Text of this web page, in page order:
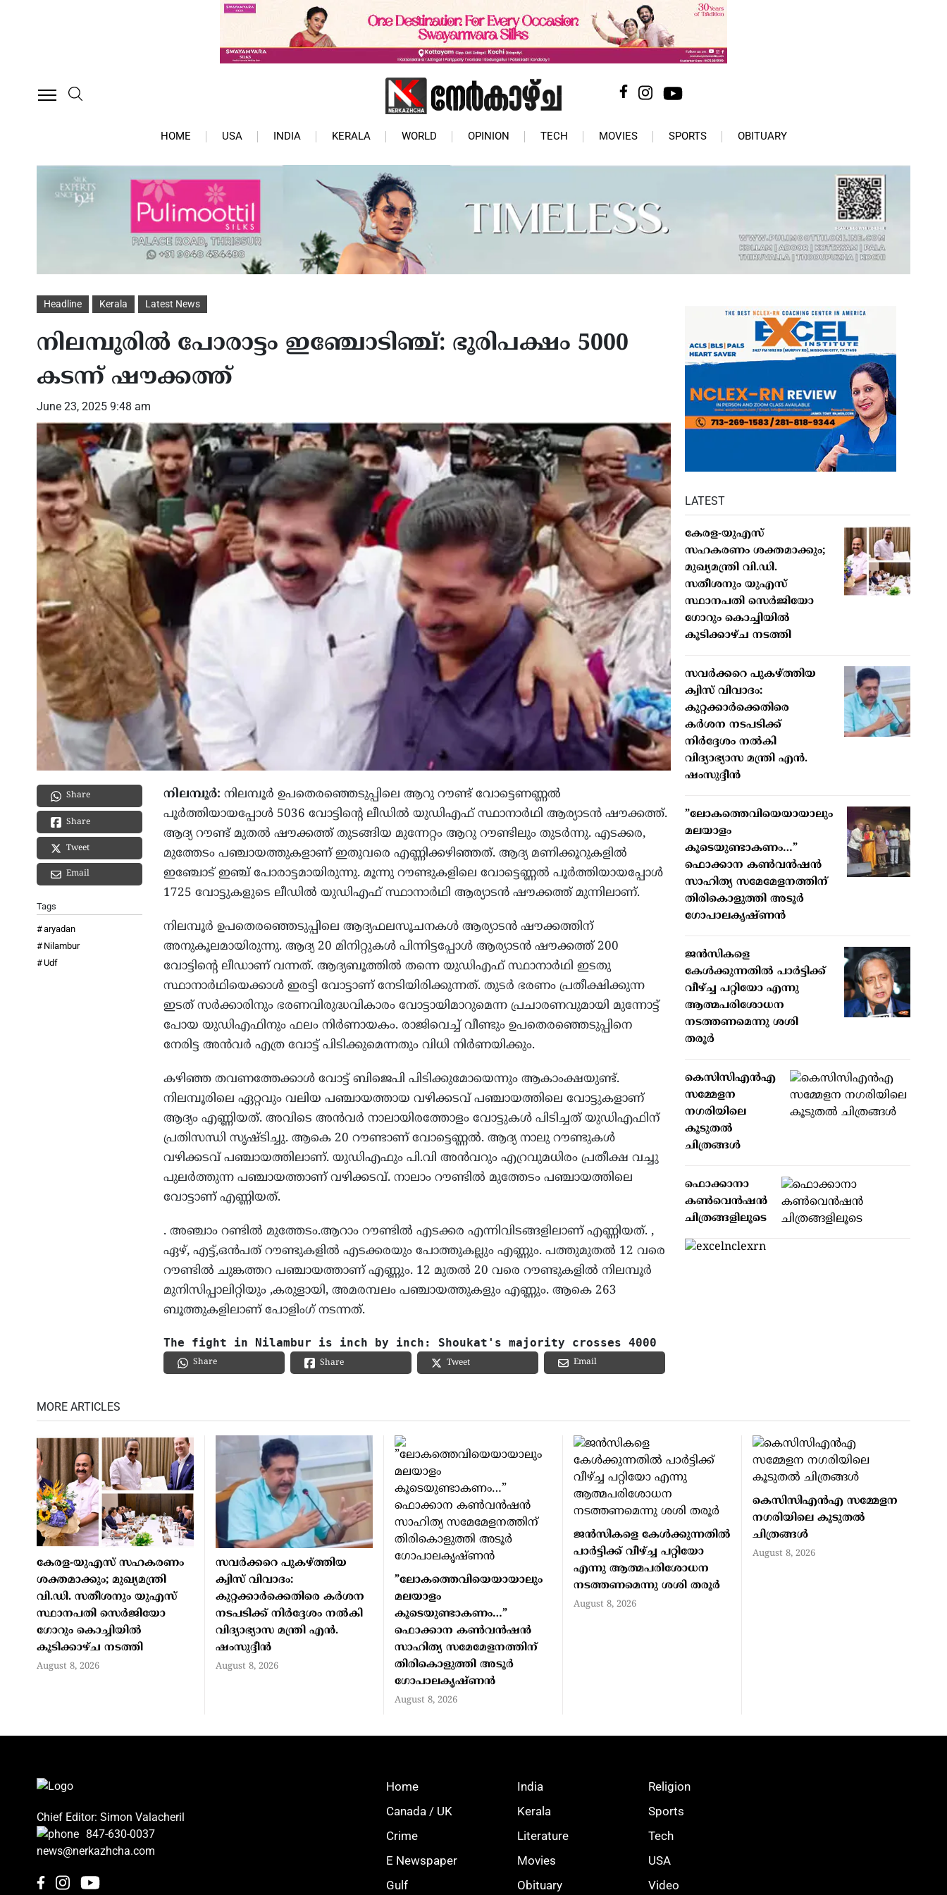
HOME USA INDIA KERALA WORLD OPINION TECH MOVIES SPORTS OBITUARY
Headline Kerala Latest News
നിലമ്പൂരില്‍ പോരാട്ടം ഇഞ്ചോടിഞ്ച്: ഭൂരിപക്ഷം 5000
കടന്ന് ഷൗക്കത്ത്
June 23, 2025 9:48 am
Share
Share
Tweet
Email
Tags
aryadan
Nilambur
Udf
നിലമ്പൂര്‍: നിലമ്പൂര്‍ ഉപതെരഞ്ഞെടുപ്പിലെ ആറു റൗണ്ട് വോട്ടെണണ്ണല്‍
പൂര്‍ത്തിയായപ്പോള്‍ 5036 വോട്ടിന്റെ ലീഡില്‍ യുഡിഎഫ് സ്ഥാനാര്‍ഥി ആര്യാടന്‍ ഷൗക്കത്ത്.
ആദ്യ റൗണ്ട് മുതല്‍ ഷൗക്കത്ത് തുടങ്ങിയ മുന്നേറ്റം ആറു റൗണ്ടിലും തുടര്‍ന്നു. എടക്കര,
മുത്തേടം പഞ്ചായത്തുകളാണ് ഇതുവരെ എണ്ണിക്കഴിഞ്ഞത്. ആദ്യ മണിക്കൂറുകളില്‍
ഇഞ്ചോട് ഇഞ്ച് പോരാട്ടമായിരുന്നു. മൂന്നു റൗണ്ടുകളിലെ വോട്ടെണ്ണല്‍ പൂര്‍ത്തിയായപ്പോള്‍
1725 വോട്ടുകളുടെ ലീഡില്‍ യുഡിഎഫ് സ്ഥാനാര്‍ഥി ആര്യാടന്‍ ഷൗക്കത്ത് മുന്നിലാണ്.
നിലമ്പൂര്‍ ഉപതെരഞ്ഞെടുപ്പിലെ ആദ്യഫലസൂചനകള്‍ ആര്യാടന്‍ ഷൗക്കത്തിന്
അനുകൂലമായിരുന്നു. ആദ്യ 20 മിനിറ്റുകള്‍ പിന്നിട്ടപ്പോള്‍ ആര്യാടന്‍ ഷൗക്കത്ത് 200
വോട്ടിന്റെ ലീഡാണ് വന്നത്. ആദ്യബൂത്തില്‍ തന്നെ യുഡിഎഫ് സ്ഥാനാര്‍ഥി ഇടതു
സ്ഥാനാര്‍ഥിയെക്കാള്‍ ഇരട്ടി വോട്ടാണ് നേടിയിരിക്കുന്നത്. തുടര്‍ ഭരണം പ്രതീക്ഷിക്കുന്ന
ഇടത് സര്‍ക്കാരിനും ഭരണവിരുദ്ധവികാരം വോട്ടായിമാറുമെന്ന പ്രചാരണവുമായി മുന്നോട്ട്
പോയ യുഡിഎഫിനും ഫലം നിര്‍ണായകം. രാജിവെച്ച് വീണ്ടും ഉപതെരഞ്ഞെടുപ്പിനെ
നേരിട്ട അന്‍വര്‍ എത്ര വോട്ട് പിടിക്കുമെന്നതും വിധി നിര്‍ണയിക്കും.
കഴിഞ്ഞ തവണത്തേക്കാള്‍ വോട്ട് ബിജെപി പിടിക്കുമോയെന്നും ആകാംക്ഷയുണ്ട്.
നിലമ്പൂരിലെ ഏറ്റവും വലിയ പഞ്ചായത്തായ വഴിക്കടവ് പഞ്ചായത്തിലെ വോട്ടുകളാണ്
ആദ്യം എണ്ണിയത്. അവിടെ അന്‍വര്‍ നാലായിരത്തോളം വോട്ടുകള്‍ പിടിച്ചത് യുഡിഎഫിന്
പ്രതിസന്ധി സൃഷ്ടിച്ചു. ആകെ 20 റൗണ്ടാണ് വോട്ടെണ്ണല്‍. ആദ്യ നാലു റൗണ്ടുകള്‍
വഴിക്കടവ് പഞ്ചായത്തിലാണ്. യുഡിഎഫും പി.വി അന്‍വറും എറ്രവുമധിരം പ്രതീക്ഷ വച്ചു
പുലര്‍ത്തുന്ന പഞ്ചായത്താണ് വഴിക്കടവ്. നാലാം റൗണ്ടില്‍ മുത്തേടം പഞ്ചായത്തിലെ
വോട്ടാണ് എണ്ണിയത്.
. അഞ്ചാം റണ്ടില്‍ മുത്തേടം.ആറാം റൗണ്ടില്‍ എടക്കര എന്നിവിടങ്ങളിലാണ് എണ്ണിയത്. ,
ഏഴ്, എട്ട്,ഒന്‍പത് റൗണ്ടുകളില്‍ എടക്കരയും പോത്തുകല്ലും എണ്ണും. പത്തുമുതല്‍ 12 വരെ
റൗണ്ടില്‍ ചുങ്കത്തറ പഞ്ചായത്താണ് എണ്ണും. 12 മുതല്‍ 20 വരെ റൗണ്ടുകളില്‍ നിലമ്പൂര്‍
മുനിസിപ്പാലിറ്റിയും ,കരുളായി, അമരമ്പലം പഞ്ചായത്തുകളും എണ്ണും. ആകെ 263
ബൂത്തുകളിലാണ് പോളിംഗ് നടന്നത്.
The fight in Nilambur is inch by inch: Shoukat's majority crosses 4000
Share Share Tweet Email
LATEST
കേരള-യുഎസ്
സഹകരണം ശക്തമാക്കും;
മുഖ്യമന്ത്രി വി.ഡി.
സതീശനും യുഎസ്
സ്ഥാനപതി സെർജിയോ
ഗോറും കൊച്ചിയിൽ
കൂടിക്കാഴ്ച നടത്തി
സവർക്കറെ പുകഴ്ത്തിയ
ക്വിസ് വിവാദം:
കുറ്റക്കാർക്കെതിരെ
കർശന നടപടിക്ക്
നിർദ്ദേശം നൽകി
വിദ്യാഭ്യാസ മന്ത്രി എൻ.
ഷംസുദ്ദീൻ
”ലോകത്തെവിയെയായാലും
മലയാളം
കൂടെയുണ്ടാകണം…”
ഫൊക്കാന കണ്‍വന്‍ഷന്‍
സാഹിത്യ സമേമേളനത്തിന്
തിരികൊളുത്തി അടൂര്‍
ഗോപാലകൃഷ്ണന്‍
ജന്‍സികളെ
കേള്‍ക്കുന്നതില്‍ പാര്‍ട്ടിക്ക്
വീഴ്ച്ച പറ്റിയോ എന്നു
ആത്മപരിശോധന
നടത്തണമെന്നു ശശി
തരൂര്‍
കെസിസിഎന്‍എ
സമ്മേളന
നഗരിയിലെ
കൂടുതല്‍
ചിത്രങ്ങള്‍
ഫൊക്കാനാ
കണ്‍വെന്‍ഷന്‍
ചിത്രങ്ങളിലൂടെ
MORE ARTICLES
കേരള-യുഎസ് സഹകരണം
ശക്തമാക്കും; മുഖ്യമന്ത്രി
വി.ഡി. സതീശനും യുഎസ്
സ്ഥാനപതി സെർജിയോ
ഗോറും കൊച്ചിയിൽ
കൂടിക്കാഴ്ച നടത്തി
August 8, 2026
സവർക്കറെ പുകഴ്ത്തിയ
ക്വിസ് വിവാദം:
കുറ്റക്കാർക്കെതിരെ കർശന
നടപടിക്ക് നിർദ്ദേശം നൽകി
വിദ്യാഭ്യാസ മന്ത്രി എൻ.
ഷംസുദ്ദീൻ
August 8, 2026
”ലോകത്തെവിയെയായാലും
മലയാളം
കൂടെയുണ്ടാകണം…”
ഫൊക്കാന കണ്‍വന്‍ഷന്‍
സാഹിത്യ സമേമേളനത്തിന്
തിരികൊളുത്തി അടൂര്‍
ഗോപാലകൃഷ്ണന്‍
August 8, 2026
ജന്‍സികളെ കേള്‍ക്കുന്നതില്‍
പാര്‍ട്ടിക്ക് വീഴ്ച്ച പറ്റിയോ
എന്നു ആത്മപരിശോധന
നടത്തണമെന്നു ശശി തരൂര്‍
August 8, 2026
കെസിസിഎന്‍എ സമ്മേളന
നഗരിയിലെ കൂടുതല്‍
ചിത്രങ്ങള്‍
August 8, 2026
Chief Editor: Simon Valacheril
847-630-0037
news@nerkazhcha.com
Home
Canada / UK
Crime
E Newspaper
Gulf
India
Kerala
Literature
Movies
Obituary
Religion
Sports
Tech
USA
Video